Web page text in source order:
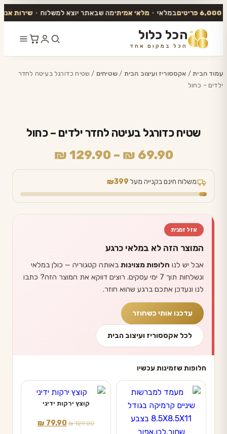
במלאי • מלאי אמיתימה שבאתר יוצא למשלוח • שירות אנושי
הכל כלול
הכל במקום אחד
לתוכן
עמוד הבית/ אקססוריז ועיצוב הבית /שטיחים / שטיח כדורגל בעיטה לחדר
ילדים – כחול
שטיח כדורגל בעיטה לחדר ילדים – כחול
₪ 69.90
–
₪ 129.90
מחירים:
עד
⁦₪ 129.90⁩
משלוח חינם בקנייה מעל ₪399
אזל זמנית
המוצר הזה לא במלאי כרגע
אבל יש לנו חלופות מצוינות באותה קטגוריה — כולן במלאי
ונשלחות תוך 7 ימי עסקים. רוצים דווקא את המוצר הזה? כתבו
לנו ונעדכן אתכם ברגע שהוא חוזר.
עדכנו אותי כשחוזר
לכל אקססוריז ועיצוב הבית
חלופות שזמינות עכשיו
קוצץ ירקות ידיני
₪129.00
המחיר ₪ 79.90
המחיר